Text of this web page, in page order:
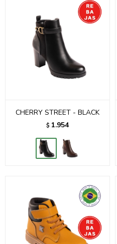
CHERRY STREET - BLACK
$ 1.954